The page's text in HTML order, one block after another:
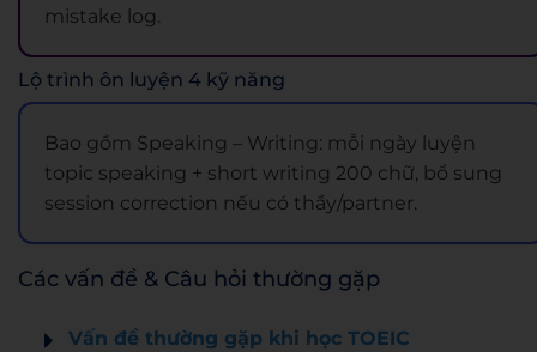
mistake log.
Lộ trình ôn luyện 4 kỹ năng
Bao gồm Speaking – Writing: mỗi ngày luyện
topic speaking + short writing 200 chữ, bổ sung
session correction nếu có thầy/partner.
Các vấn đề & Câu hỏi thường gặp
Vấn đề thường gặp khi học TOEIC